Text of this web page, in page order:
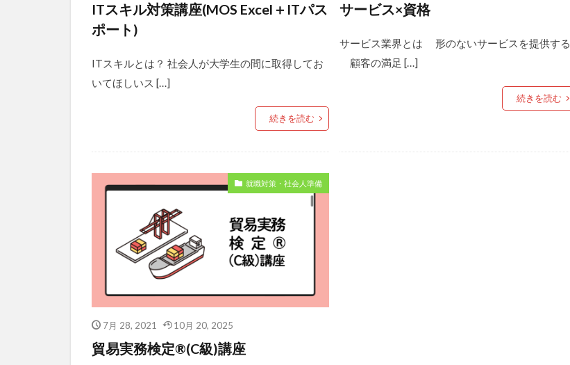
ITスキル対策講座(MOS Excel＋ITパス
ポート)
ITスキルとは？ 社会人が大学生の間に取得してお
いてほしいス […]
続きを読む
サービス×資格
サービス業界とは 形のないサービスを提供する
顧客の満足 […]
続きを読む
就職対策・社会人準備
7月 28, 2021 10月 20, 2025
貿易実務検定®(C級)講座